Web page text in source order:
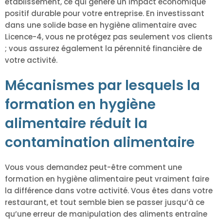
positif durable pour votre entreprise. En investissant
dans une solide base en hygiène alimentaire avec
Licence-4, vous ne protégez pas seulement vos clients
; vous assurez également la pérennité financière de
votre activité.
Mécanismes par lesquels la
formation en hygiène
alimentaire réduit la
contamination alimentaire
Vous vous demandez peut-être comment une
formation en hygiène alimentaire peut vraiment faire
la différence dans votre activité. Vous êtes dans votre
restaurant, et tout semble bien se passer jusqu’à ce
qu’une erreur de manipulation des aliments entraîne